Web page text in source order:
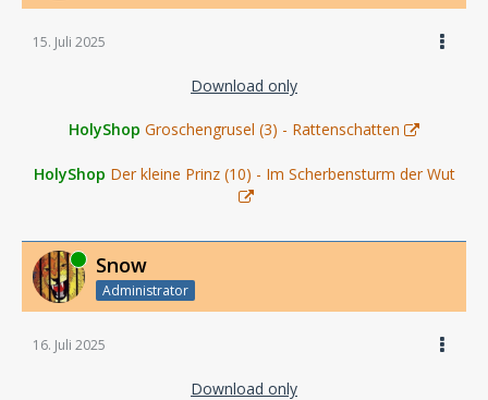
15. Juli 2025
Download only
HolyShop Groschengrusel (3) - Rattenschatten
HolyShop Der kleine Prinz (10) - Im Scherbensturm der Wut
Online Snow
Administrator
16. Juli 2025
Download only